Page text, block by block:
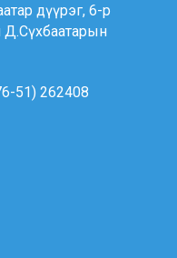
дүүрэг, 6-р
51) 262408